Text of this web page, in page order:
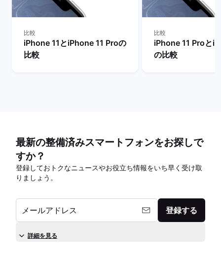
比較
iPhone 11とiPhone 11 Proの
比較
比較
iPhone 11 Proと
の比較
最新の整備済みスマートフォンをお探しで
すか？
登録しておトクなニュースやお役立ち情報をいち早く受け取
りましょう。
メールアドレス 登録する
詳細を見る